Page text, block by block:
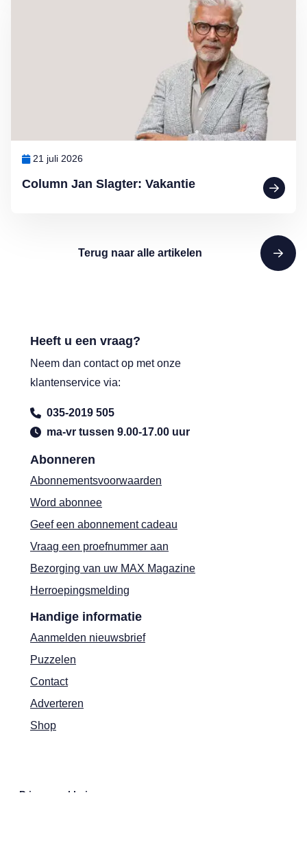
Column Jan Slagter: Vakantie
21 juli 2026
Terug naar alle artikelen
Abonneren
Abonnementsvoorwaarden
Word abonnee
Geef een abonnement cadeau
Vraag een proefnummer aan
Bezorging van uw MAX Magazine
Herroepingsmelding
Handige informatie
Aanmelden nieuwsbrief
Puzzelen
Contact
Adverteren
Shop
Heeft u een vraag?
Neem dan contact op met onze
klantenservice via:
035-2019 505
ma-vr tussen 9.00-17.00 uur
Privacyverklaring